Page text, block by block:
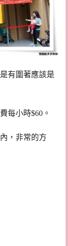
有圍著應該是
每小時$60。
，非常的方